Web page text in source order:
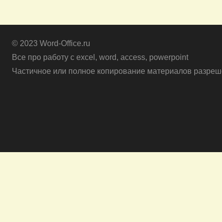
© 2023 Word-Office.ru
Все про работу с excel, word, access, powerpoint
Частичное или полное копирование материалов